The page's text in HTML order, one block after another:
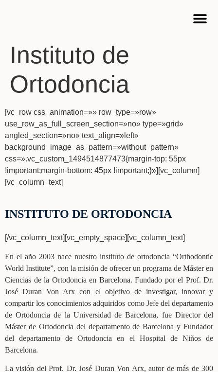
Instituto de
Ortodoncia
[vc_row css_animation=»» row_type=»row»
use_row_as_full_screen_section=»no» type=»grid»
angled_section=»no» text_align=»left»
background_image_as_pattern=»without_pattern»
css=».vc_custom_1494514877473{margin-top: 55px
!important;margin-bottom: 45px !important;}»][vc_column]
[vc_column_text]
INSTITUTO DE ORTODONCIA
[/vc_column_text][vc_empty_space][vc_column_text]
En el año 2003 nace nuestro instituto de ortodoncia “Orthodontic
World Institute”, con la misión de ofrecer un programa de Máster en
Ciencias de la Ortodoncia en Barcelona. Fundado por el Prof. Dr.
José Duran Von Arx con el objetivo de investigar, innovar y
compartir los conocimientos adquiridos como Jefe del departamento
de Ortodoncia de la Universidad de Barcelona, fue Director del
Máster de Ortodoncia del departamento de Barcelona y Fundador
del departamento de Ortodoncia en el Hospital de Niños de
Barcelona.
La visión del Prof. Dr. José Duran Von Arx, autor de más de 300